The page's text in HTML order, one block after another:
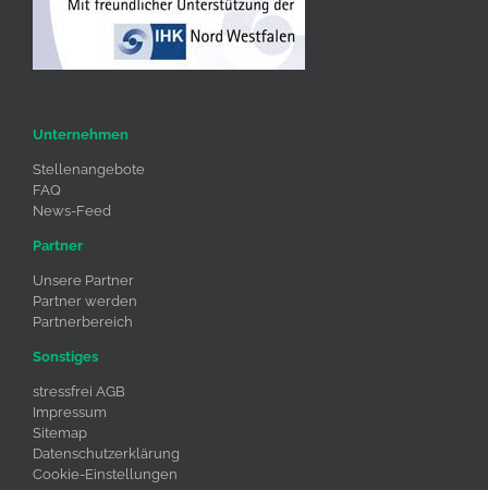
Unternehmen
Stellenangebote
FAQ
News-Feed
Partner
Unsere Partner
Partner werden
Partnerbereich
Sonstiges
stressfrei AGB
Impressum
Sitemap
Datenschutzerklärung
Cookie-Einstellungen